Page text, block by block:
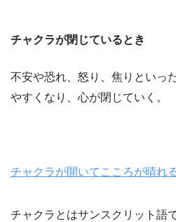
チャクラが閉じているとき
不安や恐れ、怒り、焦りといっ
やすくなり、心が閉じていく。
チャクラが開いてこころが晴れ
チャクラとはサンスクリット語